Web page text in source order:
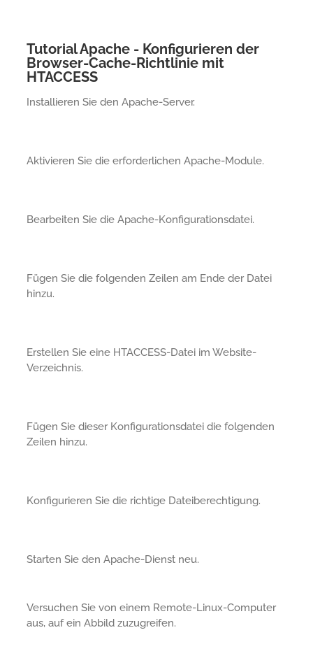
Tutorial Apache - Konfigurieren der
Browser-Cache-Richtlinie mit
HTACCESS
Installieren Sie den Apache-Server.
Aktivieren Sie die erforderlichen Apache-Module.
Bearbeiten Sie die Apache-Konfigurationsdatei.
Fügen Sie die folgenden Zeilen am Ende der Datei
hinzu.
Erstellen Sie eine HTACCESS-Datei im Website-
Verzeichnis.
Fügen Sie dieser Konfigurationsdatei die folgenden
Zeilen hinzu.
Konfigurieren Sie die richtige Dateiberechtigung.
Starten Sie den Apache-Dienst neu.
Versuchen Sie von einem Remote-Linux-Computer
aus, auf ein Abbild zuzugreifen.